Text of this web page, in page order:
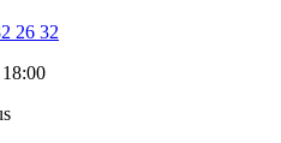
26 32